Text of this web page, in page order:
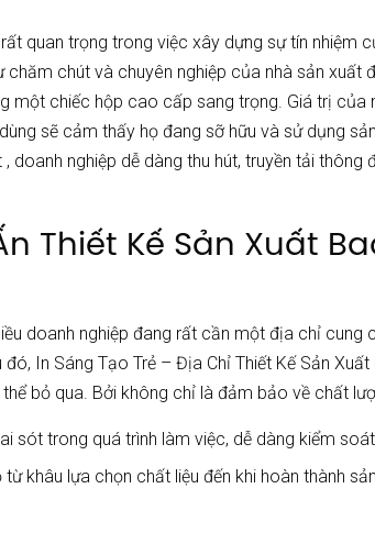
quan trọng trong việc xây dựng sự tín
chút và chuyên nghiệp của nhà sản xuất
một chiếc hộp cao cấp sang trọng. Giá trị
sẽ cảm thấy họ đang sỡ hữu và sử dụng
doanh nghiệp dễ dàng thu hút, truyền tải
Thiết Kế Sản Xuất
doanh nghiệp đang rất cần một địa chỉ
In Sáng Tạo Trẻ – Địa Chỉ Thiết Kế Sản
bỏ qua. Bởi không chỉ là đảm bảo về chất
sót trong quá trình làm việc, dễ dàng kiểm
khâu lựa chọn chất liệu đến khi hoàn thành